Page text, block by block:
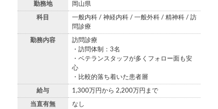
勤務地 岡山県
科目
一般内科 / 神経内科 / 一般外科 / 精神科 / 訪
問診療
勤務内容
訪問診療
・訪問体制：3名
・ベテランスタッフが多くフォロー面も安
心
・比較的落ち着いた患者層
給与 1,300万円から 2,200万円まで
当直有無 なし